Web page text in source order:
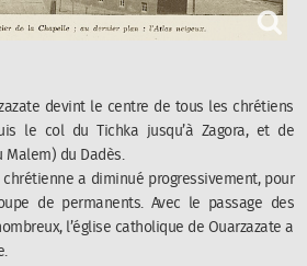
devint le centre de tous les chrétiens
le col du Tichka jusqu’à Zagora, et de
du Dadès.
a diminué progressivement, pour
de permanents. Avec le passage des
l’église catholique de Ouarzazate a